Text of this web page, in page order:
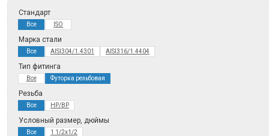
Стандарт
Все ISO
Марка стали
Все AISI304/1.4301 AISI316/1.4404
Тип фитинга
Все Футорка резьбовая
Резьба
Все НР/ВР
Условный размер, дюймы
Все 1 1/2x1/2